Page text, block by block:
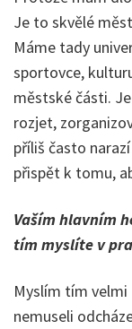
Je to skvělé
Máme tady
sportovce,
městské části.
rozjet,
příliš často
přispět k tomu,
Vaším hlavním
tím myslíte v
Myslím tím
nemuseli